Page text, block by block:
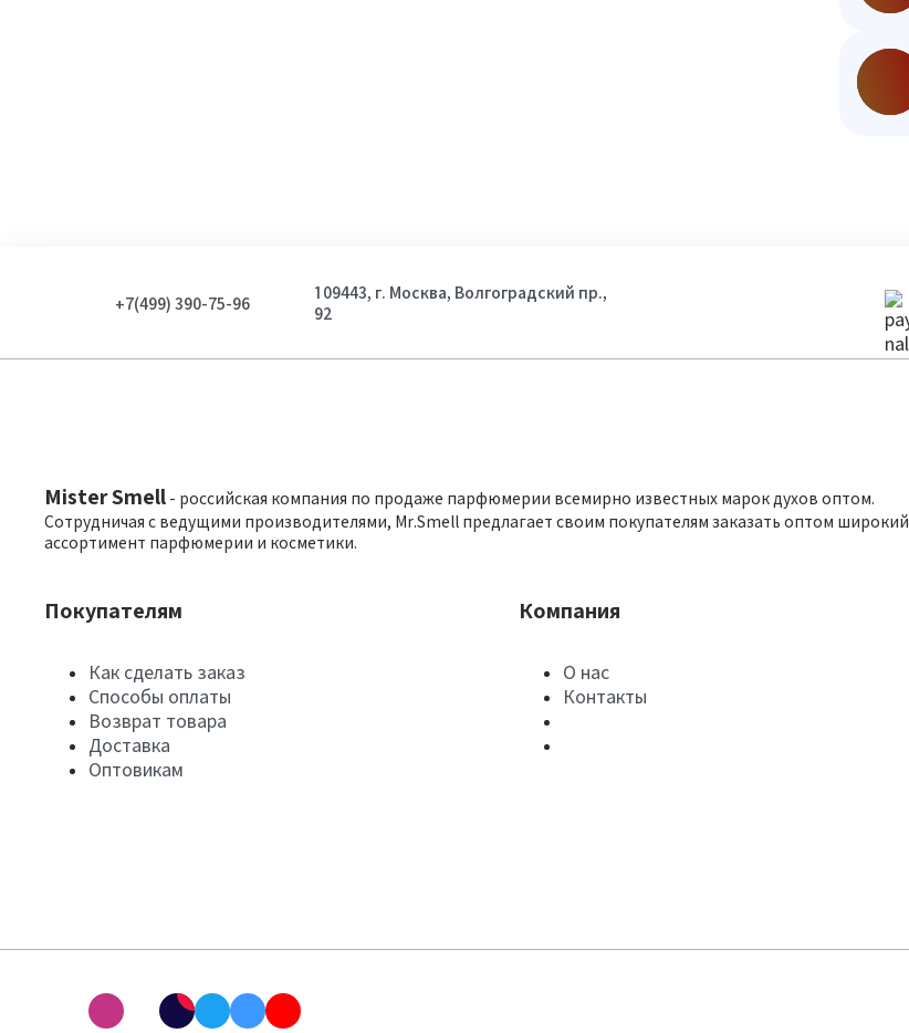
+7(499) 390-75-96
109443, г. Москва, Волгоградский пр.,
92
Mister Smell - российская компания по продаже парфюмерии всемирно известных марок духов оптом.
Сотрудничая с ведущими производителями, Mr.Smell предлагает своим покупателям заказать оптом широкий
ассортимент парфюмерии и косметики.
Покупателям
Как сделать заказ
Способы оплаты
Возврат товара
Доставка
Оптовикам
Компания
О нас
Контакты